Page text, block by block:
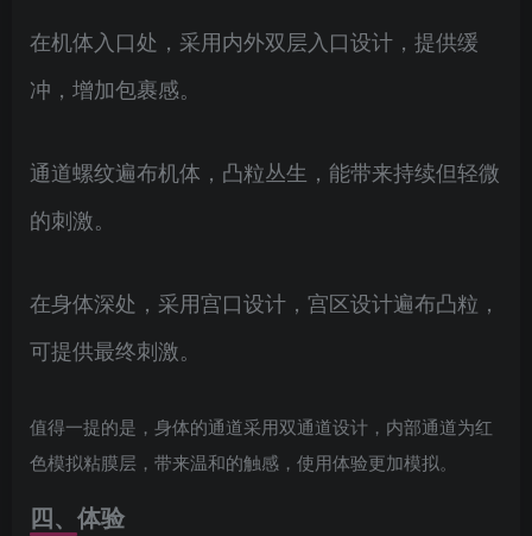
在机体入口处，采用内外双层入口设计，提供缓
冲，增加包裹感。
通道螺纹遍布机体，凸粒丛生，能带来持续但轻微
的刺激。
在身体深处，采用宫口设计，宫区设计遍布凸粒，
可提供最终刺激。
值得一提的是，身体的通道采用双通道设计，内部通道为红
色模拟粘膜层，带来温和的触感，使用体验更加模拟。
四、体验